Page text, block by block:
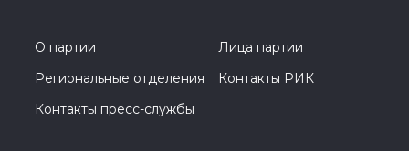
О партии
Лица партии
Региональные отделения
Контакты РИК
Контакты пресс-службы